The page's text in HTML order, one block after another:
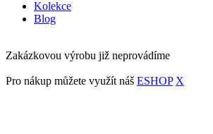
Kolekce
Blog
Zakázkovou výrobu již neprovádíme
Pro nákup můžete využít náš ESHOP X